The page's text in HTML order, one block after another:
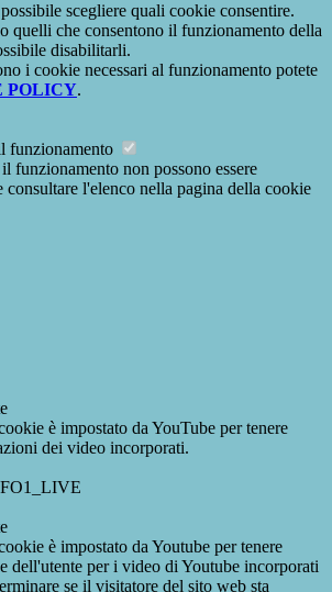
scegliere quali cookie consentire.
quelli che consentono il funzionamento della
disabilitarli.
i cookie necessari al funzionamento potete
POLICY.
funzionamento
funzionamento non possono essere
l'elenco nella pagina della cookie
è impostato da YouTube per tenere
dei video incorporati.
è impostato da Youtube per tenere
dell'utente per i video di Youtube incorporati
se il visitatore del sito web sta